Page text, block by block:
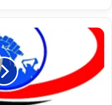
شباب
اعضاء
هيئة
تدريس
جامعة
سوهاج